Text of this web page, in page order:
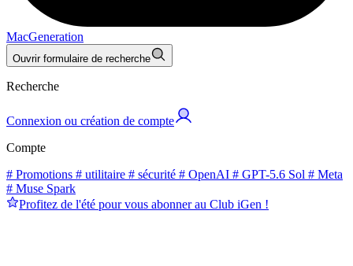
MacGeneration
Ouvrir formulaire de recherche
Recherche
Connexion ou création de compte
Compte
# Promotions # utilitaire # sécurité # OpenAI # GPT-5.6 Sol # Meta
# Muse Spark
Profitez de l'été pour vous abonner au Club iGen !